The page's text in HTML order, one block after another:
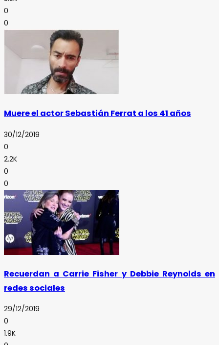
0
0
Muere el actor Sebastián Ferrat a los 41 años
30/12/2019
0
2.2K
0
0
Recuerdan a Carrie Fisher y Debbie Reynolds en
redes sociales
29/12/2019
0
1.9K